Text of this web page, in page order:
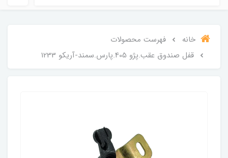
خانه
فهرست محصولات
قفل صندوق عقب.پژو 405.پارس.سمند-آریکو 1233